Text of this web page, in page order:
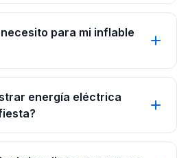
para mi inflable
energía eléctrica